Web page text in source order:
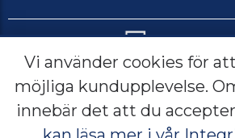
Lerbacksgatan 2, 571
Sverige
Vi använder cookies för
möjliga kundupplevelse.
innebär det att du